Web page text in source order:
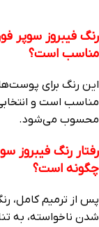
مناسب است؟
این رنگ برای
مناسب است و
محسوب می‌شود.
چگونه است؟
پس از ترمیم کامل،
شدن ناخواسته، به